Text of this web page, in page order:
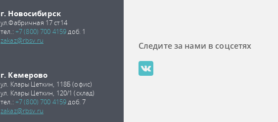
г. Новосибирск
ул.Фабричная 17 ст14
тел.: +7 (800) 700 4159доб. 1
zakaz@rbsv.ru
г. Кемерово
ул. Клары Цеткин, 118Б (офис)
ул. Клары Цеткин, 120/1 (склад)
тел.: +7 (800) 700 4159доб. 7
zakaz@rbsv.ru
Следите за нами в соцсетях